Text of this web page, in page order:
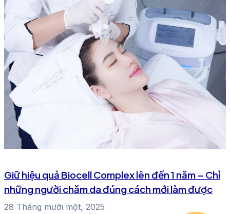
Giữ hiệu quả Biocell Complex lên đến 1 năm – Chỉ
những người chăm da đúng cách mới làm được
28 Tháng mười một, 2025